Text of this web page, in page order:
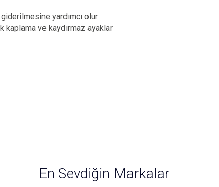
yardımcı olur
kaplama ve kaydırmaz ayaklar
En Sevdiğin Markalar